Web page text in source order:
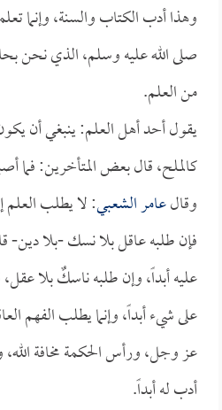
وهذا أدب الكتاب والسنة، وإنما
صلى الله عليه وسلم، الذي نحن
من العلم.
يقول أحد أهل العلم: ينبغي أن
كالملح، قال بعض المتأخرين: فما
وقالعامر الشعبي: لا يطلب
فإن طلبه عاقل بلا نسك -بلا دين-
عليه أبداً، وإن طلبه ناسكٌ بلا
على شيء أبداً، وإنما يطلب الفهم
عز وجل، ورأس الحكمة مخافة
أدب له أبداً.